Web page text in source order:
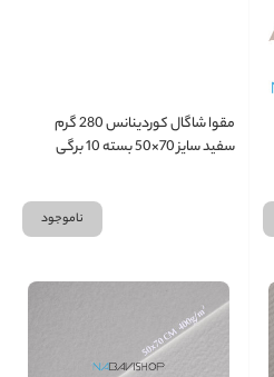
مقوا شاگال کوردینانس 280 گرم
سفید سایز 70×50 بسته 10 برگی
ناموجود